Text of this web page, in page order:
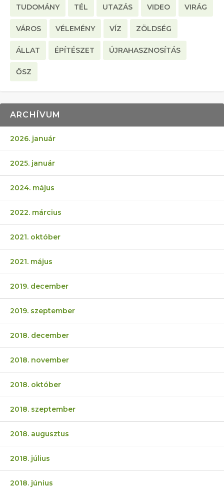
TUDOMÁNY TÉL UTAZÁS VIDEO VIRÁG
VÁROS VÉLEMÉNY VÍZ ZÖLDSÉG
ÁLLAT ÉPÍTÉSZET ÚJRAHASZNOSÍTÁS
ŐSZ
ARCHÍVUM
2026. január
2025. január
2024. május
2022. március
2021. október
2021. május
2019. december
2019. szeptember
2018. december
2018. november
2018. október
2018. szeptember
2018. augusztus
2018. július
2018. június